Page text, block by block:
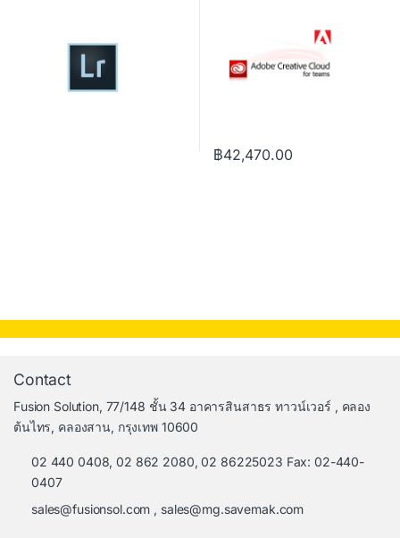
฿42,470.00
Contact
Fusion Solution, 77/148 ชั้น 34 อาคารสินสาธร ทาวน์เวอร์ , คลอง
ต้นไทร, คลองสาน, กรุงเทพ 10600
02 440 0408, 02 862 2080, 02 86225023 Fax: 02-440-
0407
sales@fusionsol.com , sales@mg.savemak.com